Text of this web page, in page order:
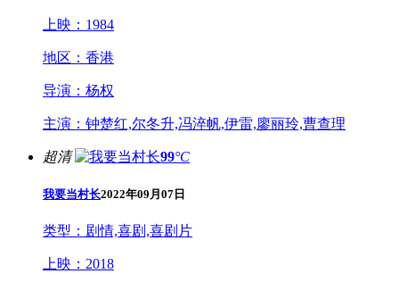
上映： 1984
地区： 香港
导演： 杨权
主演： 钟楚红,尔冬升,冯淬帆,伊雷,廖丽玲,曹查理
超清 99°C
我要当村长2022年09月07日
类型： 剧情,喜剧,喜剧片
上映： 2018